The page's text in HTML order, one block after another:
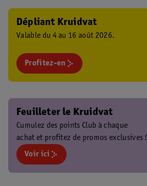
Dépliant Kruidvat
Valable du 4 au 16 août 2026.
Profitez-en
Feuilleter le Kruidvat
Cumulez des points Club à chaque
achat et profitez de promos exclusives !
Voir ici